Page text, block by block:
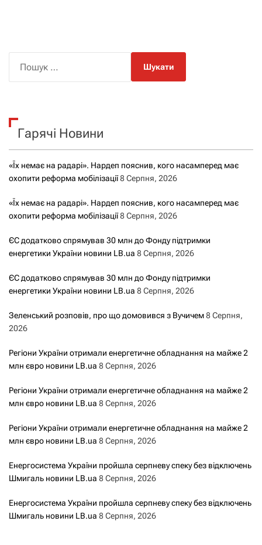
к
Гарячі Новини
«Їх немає на радарі». Нардеп пояснив, кого насамперед має
охопити реформа мобілізації8 Серпня, 2026
«Їх немає на радарі». Нардеп пояснив, кого насамперед має
охопити реформа мобілізації8 Серпня, 2026
ЄС додатково спрямував 30 млн до Фонду підтримки
енергетики України новини LB.ua 8 Серпня, 2026
ЄС додатково спрямував 30 млн до Фонду підтримки
енергетики України новини LB.ua 8 Серпня, 2026
Зеленський розповів, про що домовився з Вучичем8 Серпня,
2026
Регіони України отримали енергетичне обладнання на майже 2
млн євро новини LB.ua 8 Серпня, 2026
Регіони України отримали енергетичне обладнання на майже 2
млн євро новини LB.ua 8 Серпня, 2026
Регіони України отримали енергетичне обладнання на майже 2
млн євро новини LB.ua 8 Серпня, 2026
Енергосистема України пройшла серпневу спеку без відключень
Шмигаль новини LB.ua 8 Серпня, 2026
Енергосистема України пройшла серпневу спеку без відключень
Шмигаль новини LB.ua 8 Серпня, 2026